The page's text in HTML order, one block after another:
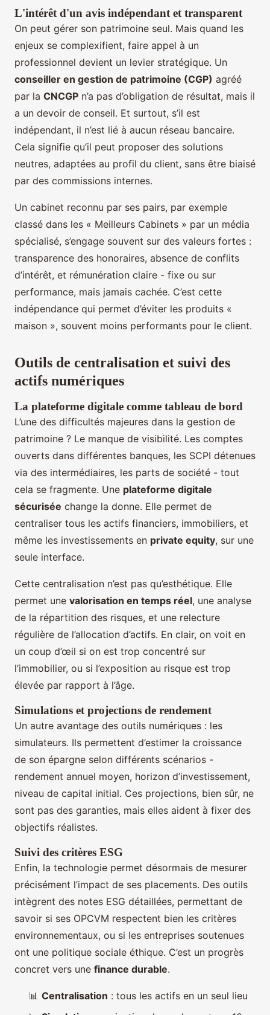
L'intérêt d'un avis indépendant et transparent
On peut gérer son patrimoine seul. Mais quand les
enjeux se complexifient, faire appel à un
professionnel devient un levier stratégique. Un
conseiller en gestion de patrimoine (CGP) agréé
par la CNCGP n’a pas d’obligation de résultat, mais il
a un devoir de conseil. Et surtout, s’il est
indépendant, il n’est lié à aucun réseau bancaire.
Cela signifie qu’il peut proposer des solutions
neutres, adaptées au profil du client, sans être biaisé
par des commissions internes.
Un cabinet reconnu par ses pairs, par exemple
classé dans les « Meilleurs Cabinets » par un média
spécialisé, s’engage souvent sur des valeurs fortes :
transparence des honoraires, absence de conflits
d’intérêt, et rémunération claire - fixe ou sur
performance, mais jamais cachée. C’est cette
indépendance qui permet d’éviter les produits «
maison », souvent moins performants pour le client.
Outils de centralisation et suivi des
actifs numériques
La plateforme digitale comme tableau de bord
L’une des difficultés majeures dans la gestion de
patrimoine ? Le manque de visibilité. Les comptes
ouverts dans différentes banques, les SCPI détenues
via des intermédiaires, les parts de société - tout
cela se fragmente. Une plateforme digitale
sécurisée change la donne. Elle permet de
centraliser tous les actifs financiers, immobiliers, et
même les investissements en private equity, sur une
seule interface.
Cette centralisation n’est pas qu’esthétique. Elle
permet une valorisation en temps réel, une analyse
de la répartition des risques, et une relecture
régulière de l’allocation d’actifs. En clair, on voit en
un coup d’œil si on est trop concentré sur
l’immobilier, ou si l’exposition au risque est trop
élevée par rapport à l’âge.
Simulations et projections de rendement
Un autre avantage des outils numériques : les
simulateurs. Ils permettent d’estimer la croissance
de son épargne selon différents scénarios -
rendement annuel moyen, horizon d’investissement,
niveau de capital initial. Ces projections, bien sûr, ne
sont pas des garanties, mais elles aident à fixer des
objectifs réalistes.
Suivi des critères ESG
Enfin, la technologie permet désormais de mesurer
précisément l’impact de ses placements. Des outils
intègrent des notes ESG détaillées, permettant de
savoir si ses OPCVM respectent bien les critères
environnementaux, ou si les entreprises soutenues
ont une politique sociale éthique. C’est un progrès
concret vers une finance durable.
📊 Centralisation : tous les actifs en un seul lieu